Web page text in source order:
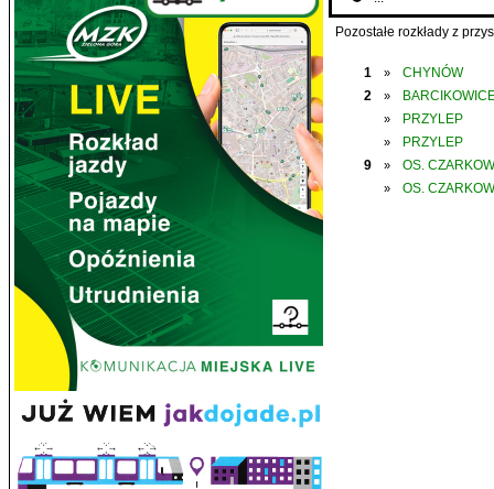
Pozostałe rozkłady z
1 »
CHYNÓW
2
»
» PRZYLEP
»
PRZYLEP
9
» OS.
» OS.